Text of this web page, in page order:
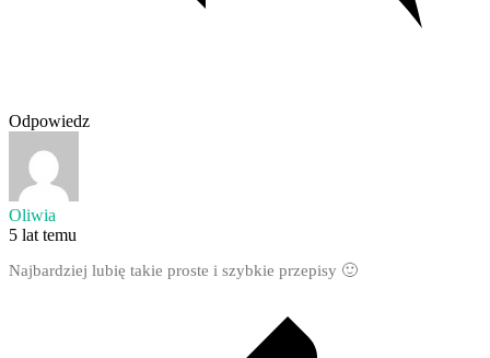
Odpowiedz
Oliwia
5 lat temu
Najbardziej lubię takie proste i szybkie przepisy 🙂